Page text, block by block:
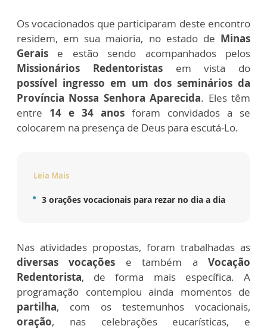
Os vocacionados que participaram deste encontro
residem, em sua maioria, no estado de Minas
Gerais e estão sendo acompanhados pelos
Missionários Redentoristasem vista do
possível ingresso em um dos seminários da
Província Nossa Senhora Aparecida. Eles têm
entre 14 e 34 anos foram convidados a se
colocarem na presença de Deus para escutá-Lo.
Leia Mais
3 orações vocacionais para rezar no dia a dia
Nas atividades propostas, foram trabalhadas as
diversas vocações e também aVocação
Redentorista, de forma mais específica. A
programação contemplou ainda momentos de
partilha, com os testemunhos vocacionais,
oração, nas celebrações eucarísticas, e